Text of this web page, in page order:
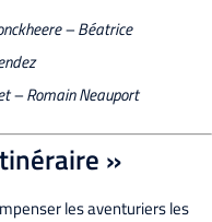
– Béatrice
– Romain Neauport
»
les aventuriers les